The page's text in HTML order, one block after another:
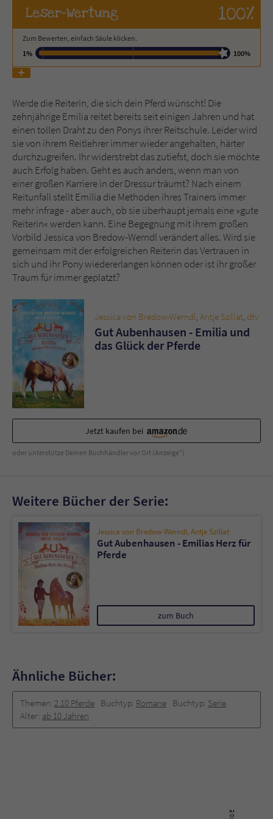
Leser-Wertung 100%
Zum Bewerten, einfach Säule klicken.
1%
100%
Werde die Reiterin, die sich dein Pferd wünscht! Die
zehnjährige Emilia reitet bereits seit einigen Jahren und hat
einen tollen Draht zu den Ponys ihrer Reitschule. Leider wird
sie von ihrem Reitlehrer immer wieder angehalten, härter
durchzugreifen. Ihr widerstrebt das zutiefst, doch sie möchte
auch Erfolg haben. Geht es auch anders, wenn man von
einer großen Karriere in der Dressur träumt? Nach einem
Reitunfall stellt Emilia die Methoden ihres Trainers immer
mehr infrage - aber auch, ob sie überhaupt jemals eine »gute
Reiterin« werden kann. Eine Begegnung mit ihrem großen
Vorbild Jessica von Bredow-Werndl verändert alles. Wird sie
gemeinsam mit der erfolgreichen Reiterin das Vertrauen in
sich und ihr Pony wiedererlangen können oder ist ihr großer
Traum für immer geplatzt?
Jessica von Bredow-Werndl,Antje Szillat, dtv
Gut Aubenhausen - Emilia und
das Glück der Pferde
Jetzt kaufen bei
oder unterstütze Deinen Buchhändler vor Ort (Anzeige*)
Weitere Bücher der Serie:
Jessica von Bredow-Werndl,Antje Szillat
Gut Aubenhausen - Emilias Herz für
Pferde
zum Buch
Ähnliche Bücher:
Themen: 2.10 Pferde Buchtyp: Romane Buchtyp: Serie
Alter: ab 10 Jahren
Name tx_pwcomments_ahash
Anbieter Literatur-Couch Medien GmbH & Co. KG
Zweck Cookie für Kommentare einzelner Buchtitel
Name fe_typo_user
Anbieter Literatur-Couch Medien GmbH & Co. KG
Laufzeit Session
Zweck
Dieses Cookie gewährleistet die
Kommunikation der Webseite mit dem
Benutzer. Es wird benötigt um z. B. den
Sicherheitscode des Kontaktformulars zu